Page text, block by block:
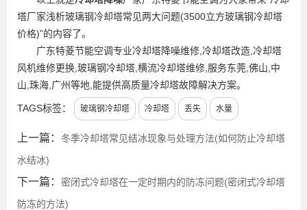
塔厂家浅析玻璃钢冷却塔常见两大问题(3500立方玻璃钢冷却塔
价格)”的内容了。
广东特菱节能空调专业冷却塔降噪维修,冷却塔改造,冷却塔
风机维修更换,玻璃钢冷却塔,横流冷却塔维修,服务东莞,佛山,中
山,珠海,广州等地,能提供高质量冷却塔故障解决方案。
TAGS标签： 玻璃钢冷却塔 冷却塔 丢失 水量
上一篇： 冬季冷却塔常见结冰现象与处理方法(如何防止冷却塔
水结冰)
下一篇： 密闭式冷却塔在一定时期内的防冻问题(密闭式冷却塔
防冻的方法)